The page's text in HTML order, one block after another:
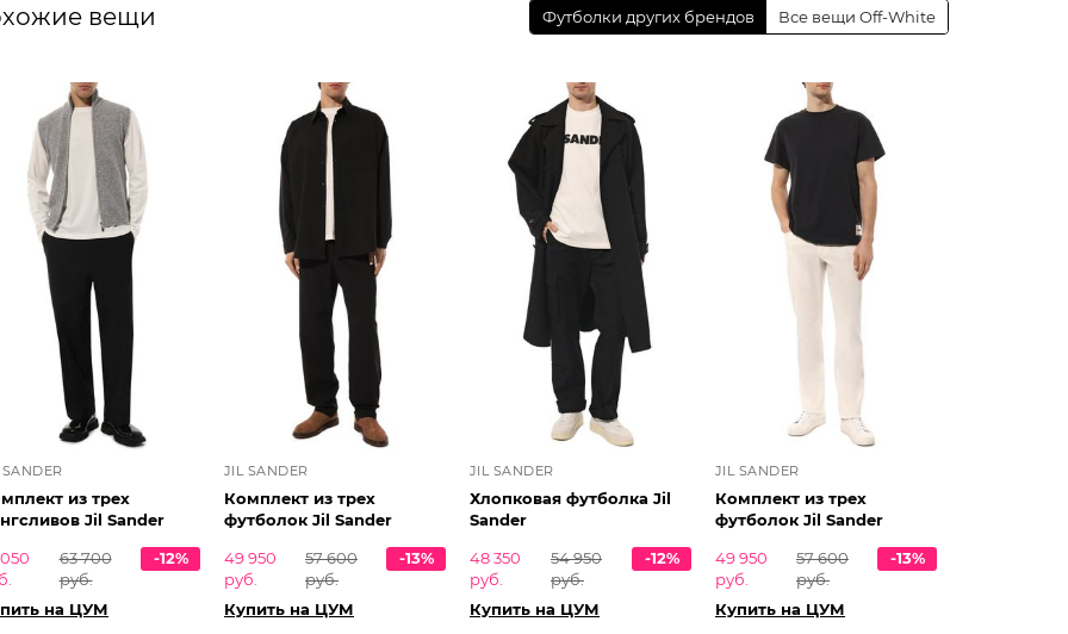
вещи Футболки других брендов Все вещи Off-White
из трех
Jil Sander
63 700
руб.
-12%
на ЦУМ
JIL SANDER
Комплект из трех
футболок Jil Sander
49 950
руб.
57 600
руб.
-13%
Купить на ЦУМ
JIL SANDER
Хлопковая футболка Jil
Sander
48 350
руб.
54 950
руб.
-12%
Купить на ЦУМ
JIL SANDER
Комплект из трех
футболок Jil Sander
49 950
руб.
57 600
руб.
-13%
Купить на ЦУМ